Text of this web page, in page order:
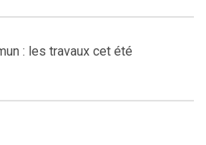
: les travaux cet été